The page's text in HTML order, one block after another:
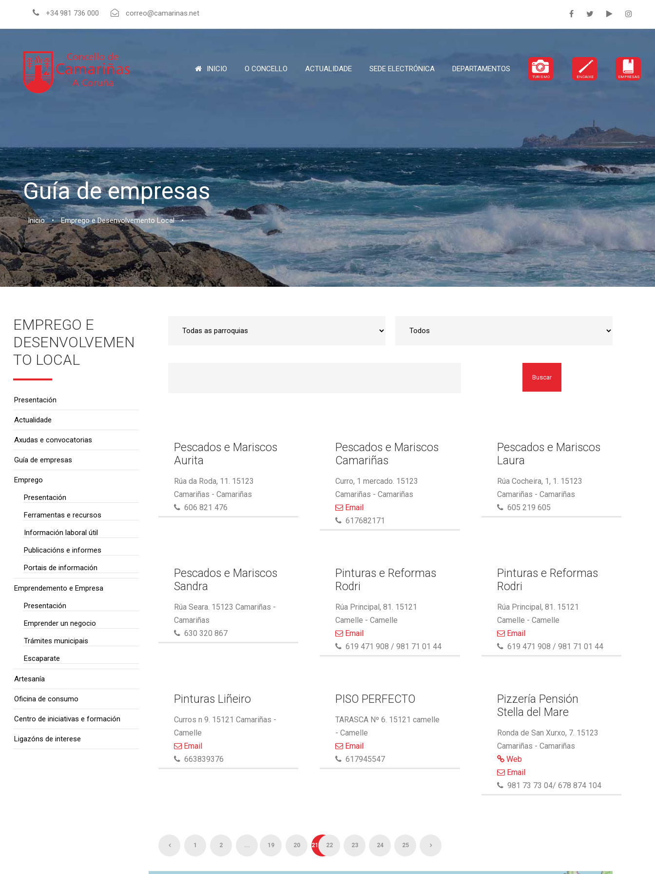
+34 981 736 000 correo@camarinas.net
INICIO O CONCELLO ACTUALIDADE SEDE ELECTRÓNICA DEPARTAMENTOS
TURISMO ENCAIXE EMPRESAS
Guía de empresas
Inicio • Emprego e Desenvolvemento Local •
Buscar
Pescados e Mariscos
Aurita
Rúa da Roda, 11. 15123
Camariñas - Camariñas
606 821 476
Pescados e Mariscos
Camariñas
Curro, 1 mercado. 15123
Camariñas - Camariñas
Email
617682171
Pescados e Mariscos
Laura
Rúa Cocheira, 1, 1. 15123
Camariñas - Camariñas
605 219 605
Pescados e Mariscos
Sandra
Rúa Seara. 15123 Camariñas -
Camariñas
630 320 867
Pinturas e Reformas
Rodri
Rúa Principal, 81. 15121
Camelle - Camelle
Email
619 471 908 / 981 71 01 44
Pinturas e Reformas
Rodri
Rúa Principal, 81. 15121
Camelle - Camelle
Email
619 471 908 / 981 71 01 44
Pinturas Liñeiro
Curros n 9. 15121 Camariñas -
Camelle
Email
663839376
PISO PERFECTO
TARASCA Nº 6. 15121 camelle
- Camelle
Email
617945547
Pizzería Pensión
Stella del Mare
Ronda de San Xurxo, 7. 15123
Camariñas - Camariñas
Web
Email
981 73 73 04/ 678 874 104
1 2 ... 19 20 21 22 23 24 25
EMPREGO E
DESENVOLVEMEN
TO LOCAL
Presentación
Actualidade
Axudas e convocatorias
Guía de empresas
Emprego
Presentación
Ferramentas e recursos
Información laboral útil
Publicacións e informes
Portais de información
Emprendemento e Empresa
Presentación
Emprender un negocio
Trámites municipais
Escaparate
Artesanía
Oficina de consumo
Centro de iniciativas e formación
Ligazóns de interese